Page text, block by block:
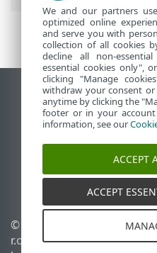
Vaata tavaarvutile
End of Life
ESET-i teabebaas
ESET-i foorum
ESET Status Portal
Piirkondlik tugi
© 1992 - 2026 ESET, spol. s
r.o. – kõik õigused on
We and our partners
optimized online
and serve you with
collection of all cookies
decline all non-
essential cookies only",
clicking "Manage
withdraw your consent or
anytime by clicking the
footer or in your
information, see our
ACCEPT
ACCEPT